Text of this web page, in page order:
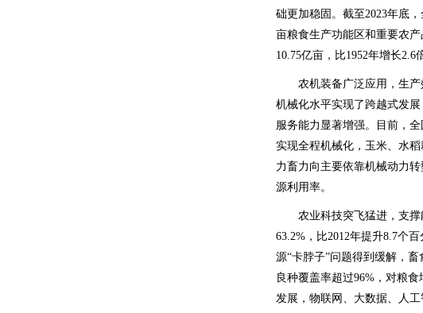
础更加稳固。截至2023年底
亩粮食生产功能区和重要农
10.75亿亩，比1952年增长2.6
农机装备广泛应用，生产
机械化水平实现了跨越式发
服务能力显著增强。目前，
实现全程机械化，玉米、水
力畜力向主要依靠机械动力
源利用率。
农业科技突飞猛进，支撑
63.2%，比2012年提升8.7个
源“卡脖子”问题得到缓解，
良种覆盖率超过96%，对粮
发展，物联网、大数据、人